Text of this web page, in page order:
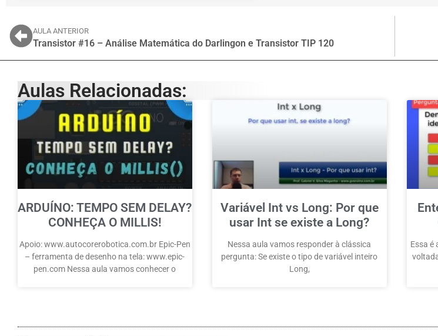
AULA ANTERIOR
Transistor #16 – Análise Matemática do Darlingon e Transistor TIP 120
Aulas Relacionadas:
ARDUÍNO: TEMPO SEM DELAY?
CONHEÇA O MILLIS!
Apoio: www.autocorerobotica.com.br Epic-Pen
– ferramenta de desenho na tela: www.epic-
pen.com Nessa aula vamos conhecer o
Variável Int vs Long: Por que
usar Int se existe a Long?
Nessa aula vamos responder à clássica
pergunta: Se existe o tipo de variável inteiro
Long,
Essa é